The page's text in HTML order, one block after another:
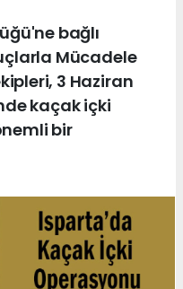
bağlı
Mücadele
3 Haziran
kaçak içki
bir